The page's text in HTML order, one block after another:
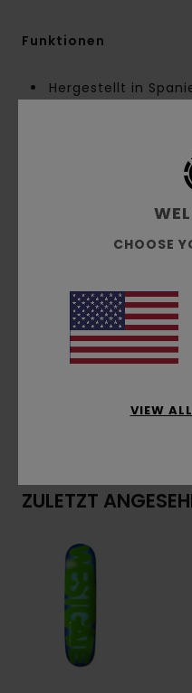
Funktionen
Hergestellt in
Biobasierte
Wasserbasierter
Teilweise
Abfallmanagement
Zusammensetzung
ZULETZT
CHOOSE
VIEW